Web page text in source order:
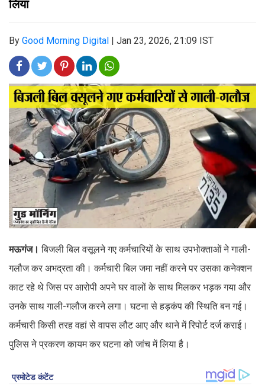
लिया
By Good Morning Digital | Jan 23, 2026, 21:09 IST
मऊगंज।बिजली बिल वसूलने गए कर्मचारियों के साथ उपभोक्ताओं ने गाली-
गलौज कर अभद्रता की। कर्मचारी बिल जमा नहीं करने पर उसका कनेक्शन
काट रहे थे जिस पर आरोपी अपने घर वालों के साथ मिलकर भड़क गया और
उनके साथ गाली-गलौज करने लगा। घटना से हड़कंप की स्थिति बन गई।
कर्मचारी किसी तरह वहां से वापस लौट आए और थाने में रिपोर्ट दर्ज कराई।
पुलिस ने प्रकरण कायम कर घटना को जांच में लिया है।